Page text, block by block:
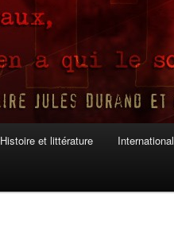
Histoire et littérature International